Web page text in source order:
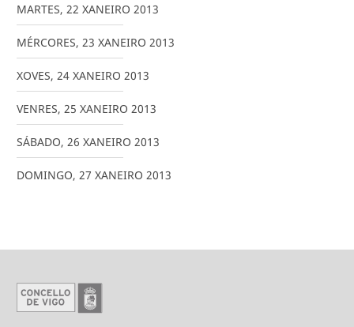
MARTES, 22 XANEIRO 2013
MÉRCORES, 23 XANEIRO 2013
XOVES, 24 XANEIRO 2013
VENRES, 25 XANEIRO 2013
SÁBADO, 26 XANEIRO 2013
DOMINGO, 27 XANEIRO 2013